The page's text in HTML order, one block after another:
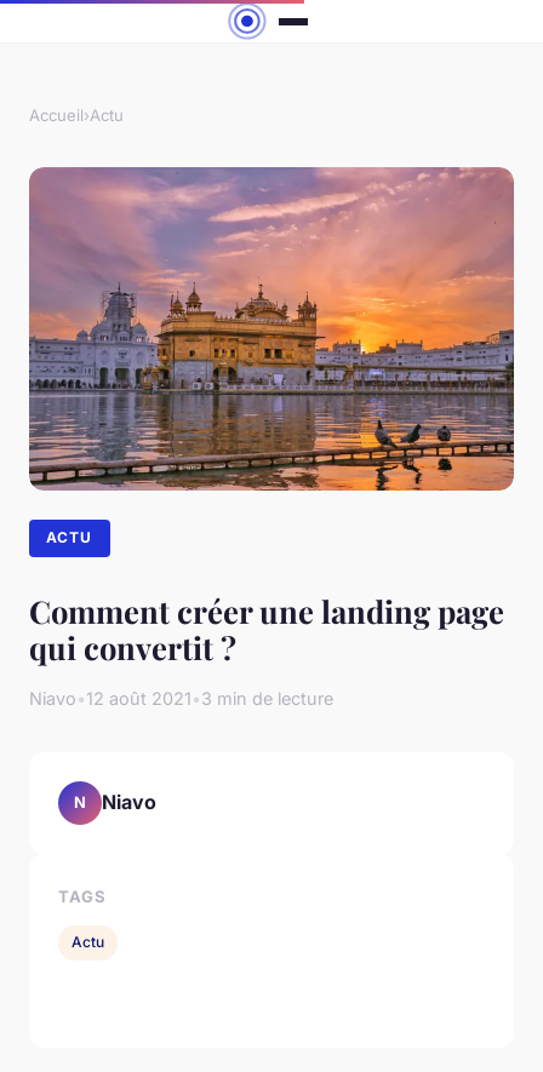
Accueil›Actu
ACTU
Comment créer une landing page
qui convertit ?
Niavo•12 août 2021•3 min de lecture
N Niavo
TAGS
Actu